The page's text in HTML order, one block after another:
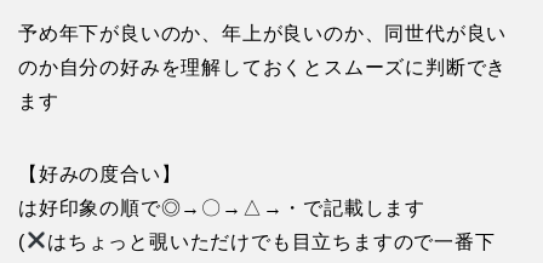
予め年下が良いのか、年上が良いのか、同世代が良い
のか自分の好みを理解しておくとスムーズに判断でき
ます
【好みの度合い】
は好印象の順で◎→〇→△→・で記載します
(
はちょっと覗いただけでも目立ちますので一番下